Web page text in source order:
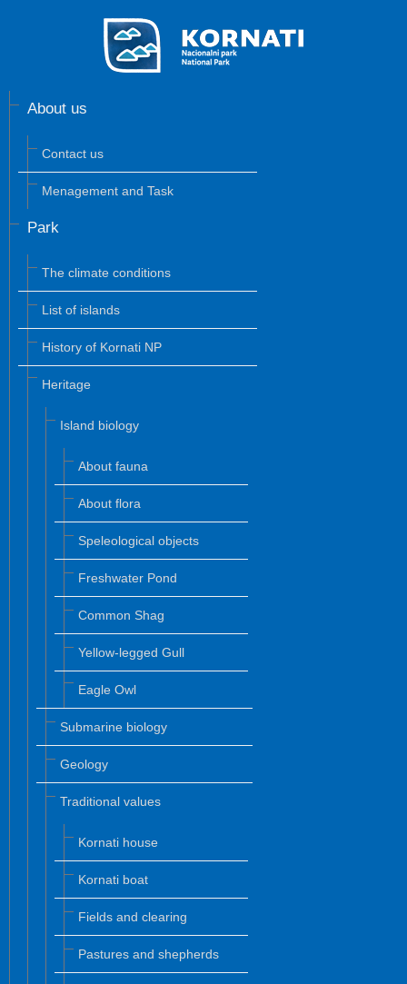
About us
Contact us
Menagement and Task
Park
The climate conditions
List of islands
History of Kornati NP
Heritage
Island biology
About fauna
About flora
Speleological objects
Freshwater Pond
Common Shag
Yellow-legged Gull
Eagle Owl
Submarine biology
Geology
Traditional values
Kornati house
Kornati boat
Fields and clearing
Pastures and shepherds